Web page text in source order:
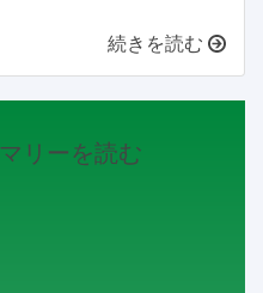
続きを読む
リーを読む